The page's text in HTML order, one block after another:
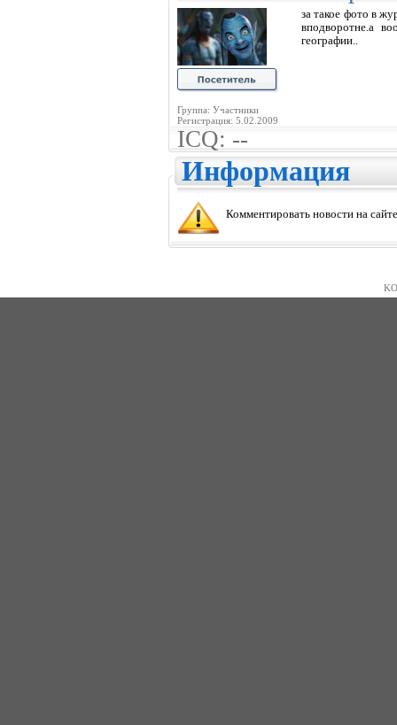
Группа: Участники
Регистрация: 5.02.2009
за такое фото в
вподворотне.а
географии..
ICQ: --
Информация
Комментировать новости на